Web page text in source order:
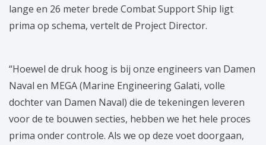
lange en 26 meter brede Combat Support Ship ligt
prima op schema, vertelt de Project Director.
“Hoewel de druk hoog is bij onze engineers van Damen
Naval en MEGA (Marine Engineering Galati, volle
dochter van Damen Naval) die de tekeningen leveren
voor de te bouwen secties, hebben we het hele proces
prima onder controle. Als we op deze voet doorgaan,